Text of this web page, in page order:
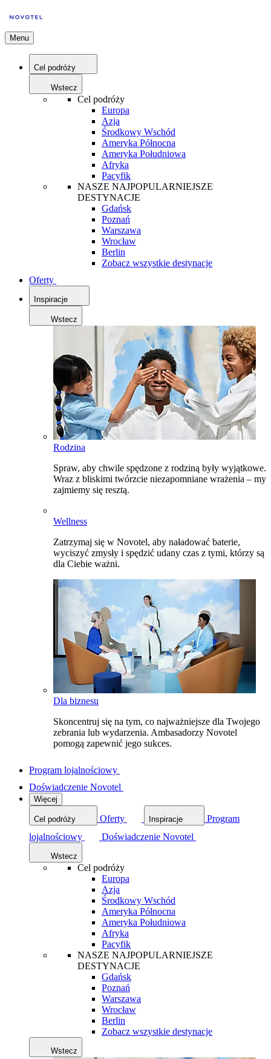
Menu
Cel podróży
Wstecz
Cel podróży
Europa
Azja
Środkowy Wschód
Ameryka Północna
Ameryka Południowa
Afryka
Pacyfik
NASZE NAJPOPULARNIEJSZE
DESTYNACJE
Gdańsk
Poznań
Warszawa
Wrocław
Berlin
Zobacz wszystkie destynacje
Oferty
Inspiracje
Wstecz
Rodzina
Spraw, aby chwile spędzone z rodziną były wyjątkowe.
Wraz z bliskimi twórzcie niezapomniane wrażenia – my
zajmiemy się resztą.
Wellness
Zatrzymaj się w Novotel, aby naładować baterie,
wyciszyć zmysły i spędzić udany czas z tymi, którzy są
dla Ciebie ważni.
Dla biznesu
Skoncentruj się na tym, co najważniejsze dla Twojego
zebrania lub wydarzenia. Ambasadorzy Novotel
pomogą zapewnić jego sukces.
Program lojalnościowy
Doświadczenie Novotel
Więcej
Cel podróży Oferty Inspiracje
Program
lojalnościowy
Doświadczenie Novotel
Wstecz
Cel podróży
Europa
Azja
Środkowy Wschód
Ameryka Północna
Ameryka Południowa
Afryka
Pacyfik
NASZE NAJPOPULARNIEJSZE
DESTYNACJE
Gdańsk
Poznań
Warszawa
Wrocław
Berlin
Zobacz wszystkie destynacje
Wstecz